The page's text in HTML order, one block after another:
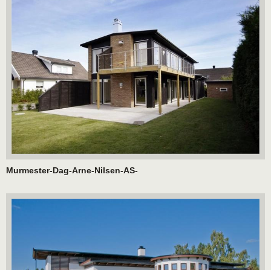
Murmester-Dag-Arne-Nilsen-AS-